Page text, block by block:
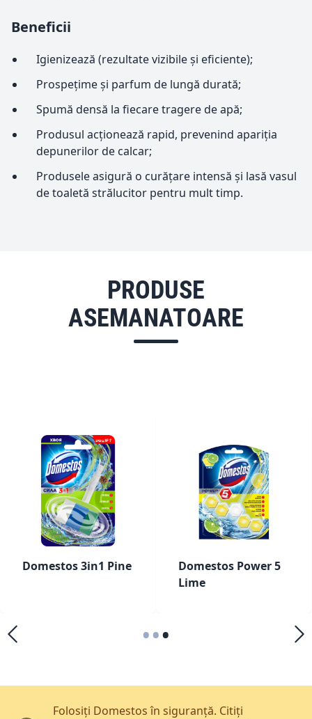
Beneficii
Igienizează (rezultate vizibile și eficiente);
Prospețime și parfum de lungă durată;
Spumă densă la fiecare tragere de apă;
Produsul acționează rapid, prevenind apariția
depunerilor de calcar;
Produsele asigură o curățare intensă și lasă vasul
de toaletă strălucitor pentru mult timp.
PRODUSE
ASEMANATOARE
Domestos 3in1 Pine
Domestos Power 5
Lime
•••
Folosiți Domestos în siguranță. Citiți